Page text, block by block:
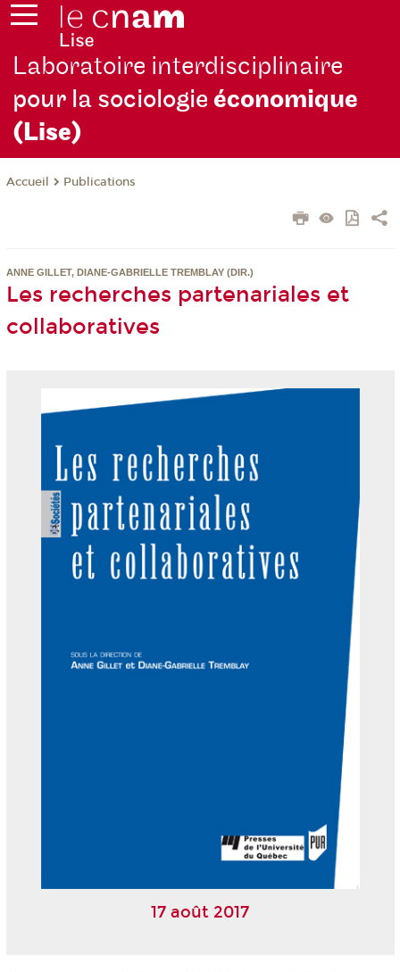
Laboratoire interdisciplinaire
pour la sociologieéconomique
(Lise)
Accueil Publications
ANNE GILLET, DIANE-GABRIELLE TREMBLAY (DIR.)
Les recherches partenariales et
collaboratives
17 août 2017